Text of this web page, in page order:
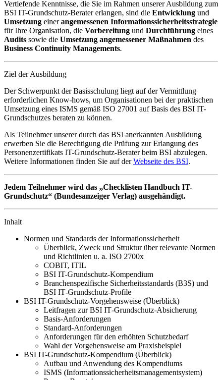
Vertiefende Kenntnisse, die Sie im Rahmen unserer Ausbildung zum
BSI IT-Grundschutz-Berater erlangen, sind die Entwicklung und
Umsetzung einerangemessenen Informationssicherheitsstrategie
für Ihre Organisation, die Vorbereitung und Durchführung eines
Audits sowie die Umsetzung angemessener Maßnahmen des
Business Continuity Managements.
Ziel der Ausbildung
Der Schwerpunkt der Basisschulung liegt auf der Vermittlung
erforderlichen Know-hows, um Organisationen bei der praktischen
Umsetzung eines ISMS gemäß ISO 27001 auf Basis des BSI IT-
Grundschutzes beraten zu können.
Als Teilnehmer unserer durch das BSI anerkannten Ausbildung
erwerben Sie die Berechtigung die Prüfung zur Erlangung des
Personenzertifikats IT-Grundschutz-Berater beim BSI abzulegen.
Weitere Informationen finden Sie auf derWebseite des BSI.
Jedem Teilnehmer wird das „Checklisten Handbuch IT-
Grundschutz“ (Bundesanzeiger Verlag) ausgehändigt.
Inhalt
Normen und Standards der Informationssicherheit
Überblick, Zweck und Struktur über relevante Normen
und Richtlinien u. a. ISO 2700x
COBIT, ITIL
BSI IT-Grundschutz-Kompendium
Branchenspezifische Sicherheitsstandards (B3S) und
BSI IT‑Grundschutz-Profile
BSI IT-Grundschutz-Vorgehensweise (Überblick)
Leitfragen zur BSI IT‑Grundschutz-Absicherung
Basis-Anforderungen
Standard-Anforderungen
Anforderungen für den erhöhten Schutzbedarf
Wahl der Vorgehensweise am Praxisbeispiel
BSI IT-Grundschutz-Kompendium (Überblick)
Aufbau und Anwendung des Kompendiums
ISMS (Informationssicherheitsmanagementsystem)